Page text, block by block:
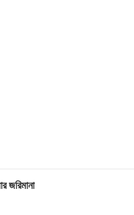
জরিমানা